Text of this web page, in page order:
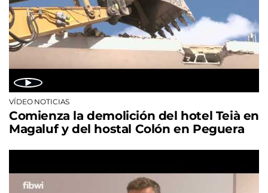
VÍDEO NOTICIAS
Comienza la demolición del hotel Teià en
Magaluf y del hostal Colón en Peguera